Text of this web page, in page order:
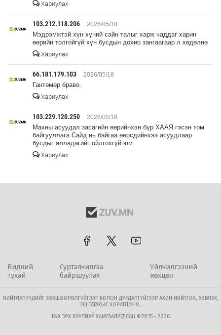
Хариулах
103.212.118.206 2026/05/18
Мэдрэмжтэй хүн хүний сайн талыг харж чаддаг харин
өөрийн толгойгүй хүн бусдын дохио зангаагаар л хөдөлнө
Хариулах
66.181.179.103 2026/05/18
Гантөмөр браво.
Хариулах
103.229.120.250 2026/05/18
Махны асуудал засагийн өөрийнхэн бүр ХААЯ гэсэн том
байгууллага Сайд нь байгаа өөрсдийнхээ асуудлаар
бусдыг ялладагийг ойлгохгүй юм
Хариулах
Бидний
тухай
Сурталчилгаа
байршуулах
Үйлчилгээний
нөхцөл
НИЙТЛЭЛҮҮДИЙГ ЗӨВШӨӨРӨЛГҮЙГЭЭР БОЛОН ДУРДАЛГҮЙГЭЭР АХИН НИЙТЛЭХ, ХЭВЛЭХ,
ЭШ ТАТАХЫГ ХОРИГЛОНО.
БҮХ ЭРХ ХУУЛИАР ХАМГААЛАГДСАН ©2015 - 2026